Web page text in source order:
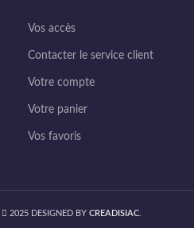
Vos accès
Contacter le service client
Votre compte
Votre panier
Vos favoris
2025 DESIGNED BY CREADISIAC.